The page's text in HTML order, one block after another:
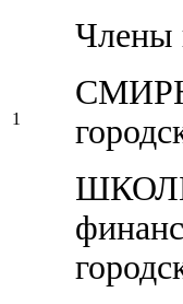
1
Члены